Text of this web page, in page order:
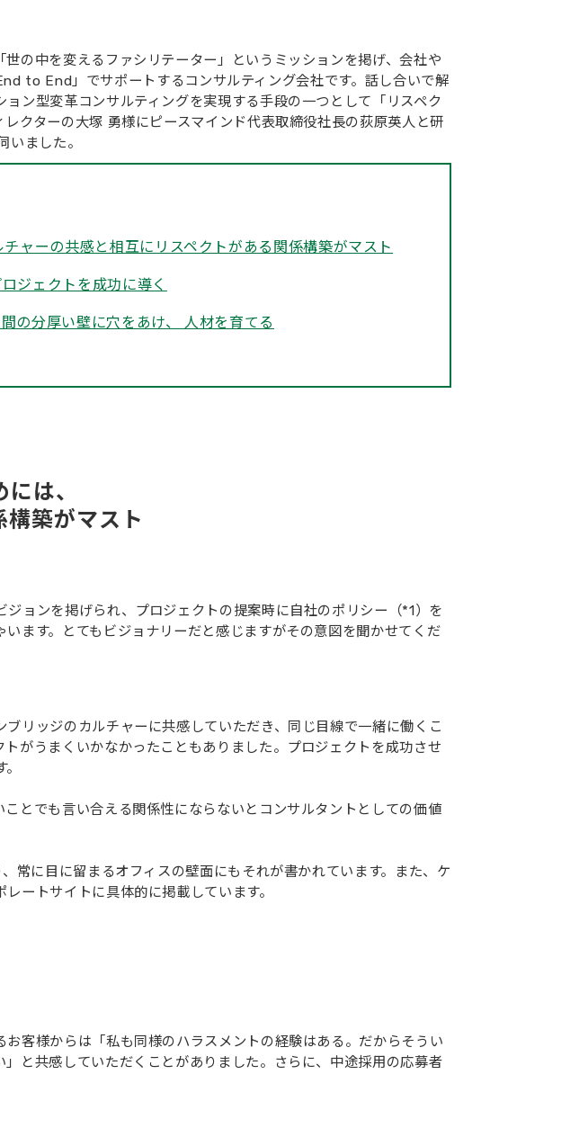
の中を変えるファシリテーター」というミッションを掲げ、会社や
to End」でサポートするコンサルティング会社です。話し合いで解
ン型変革コンサルティングを実現する手段の一つとして「リスペク
クターの大塚 勇様にピースマインド代表取締役社長の荻原英人と研
ました。
ャーの共感と相互にリスペクトがある関係構築がマスト
ジェクトを成功に導く
の分厚い壁に穴をあけ、 人材を育てる
は、
築がマスト
ョンを掲げられ、プロジェクトの提案時に自社のポリシー（*1）を
ます。とてもビジョナリーだと感じますがその意図を聞かせてくだ
リッジのカルチャーに共感していただき、同じ目線で一緒に働くこ
がうまくいかなかったこともありました。プロジェクトを成功させ
とでも言い合える関係性にならないとコンサルタントとしての価値
常に目に留まるオフィスの壁面にもそれが書かれています。また、ケ
ートサイトに具体的に掲載しています。
客様からは「私も同様のハラスメントの経験はある。だからそうい
と共感していただくことがありました。さらに、中途採用の応募者